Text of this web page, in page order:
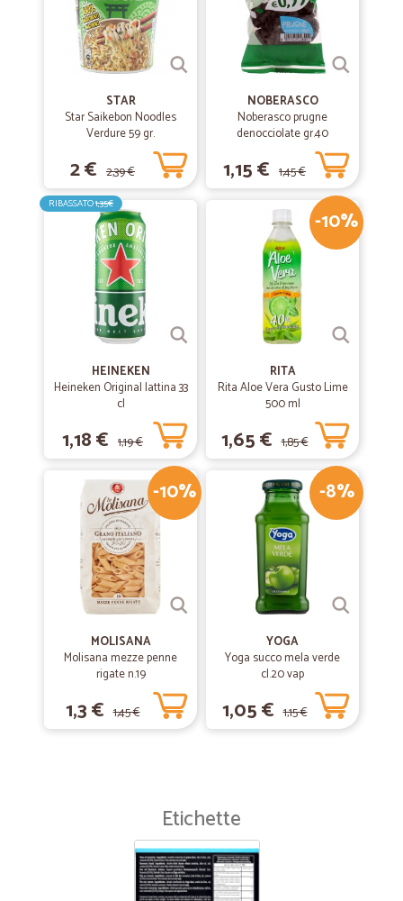
STAR
Star Saikebon Noodles
Verdure 59 gr.
2 € 2,39 €
NOBERASCO
Noberasco prugne
denocciolate gr.40
1,15 € 1,45 €
RIBASSATO1,35€
HEINEKEN
Heineken Original lattina 33
cl
1,18 € 1,19 €
-10%
RITA
Rita Aloe Vera Gusto Lime
500 ml
1,65 € 1,85 €
-10%
MOLISANA
Molisana mezze penne
rigate n.19
1,3 € 1,45 €
-8%
YOGA
Yoga succo mela verde
cl.20 vap
1,05 € 1,15 €
Etichette